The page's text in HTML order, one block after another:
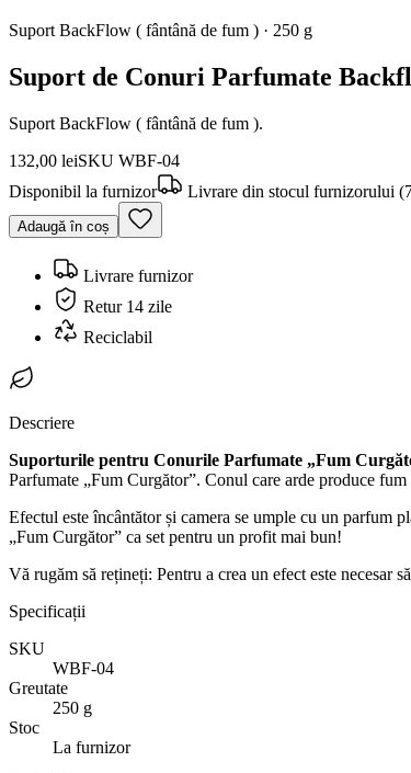
Suport BackFlow ( fântână de fum ) · 250 g
Suport de Conuri Parfumate
Suport BackFlow ( fântână de fum ).
132,00 leiSKU WBF-04
Disponibil la furnizor
Livrare din stocul furnizorului
Adaugă în coș
Livrare furnizor
Retur 14 zile
Reciclabil
Descriere
Suporturile pentru Conurile Parfumate „Fum
Parfumate „Fum Curgător”. Conul care arde produce
Efectul este încântător și camera se umple cu un
„Fum Curgător” ca set pentru un profit mai bun!
Vă rugăm să rețineți: Pentru a crea un efect este necesar
Specificații
SKU
WBF-04
Greutate
250 g
Stoc
La furnizor